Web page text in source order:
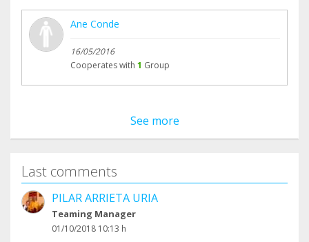
Ane Conde
16/05/2016
Cooperates with 1 Group
See more
Last comments
PILAR ARRIETA URIA
Teaming Manager
01/10/2018 10:13 h